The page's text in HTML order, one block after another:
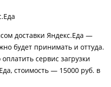
доставки Яндекс.Еда —
будет принимать и оттуда.
сервис загрузки
стоимость — 15000 руб. в